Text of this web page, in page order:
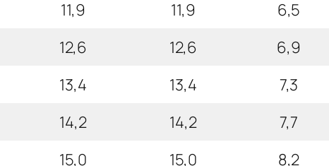
11,9 11,9 6,5
12,6 12,6 6,9
13,4 13,4 7,3
14,2 14,2 7,7
15,0 15,0 8,2